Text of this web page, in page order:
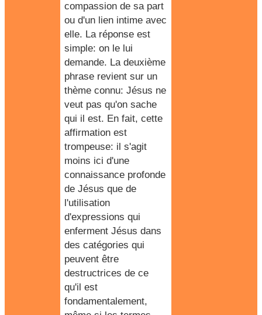
compassion de sa part
ou d'un lien intime avec
elle. La réponse est
simple: on le lui
demande. La deuxième
phrase revient sur un
thème connu: Jésus ne
veut pas qu'on sache
qui il est. En fait, cette
affirmation est
trompeuse: il s'agit
moins ici d'une
connaissance profonde
de Jésus que de
l'utilisation
d'expressions qui
enferment Jésus dans
des catégories qui
peuvent être
destructrices de ce
qu'il est
fondamentalement,